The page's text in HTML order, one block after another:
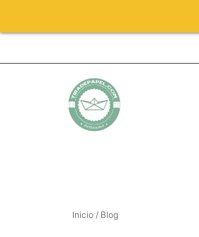
Inicio / Blog